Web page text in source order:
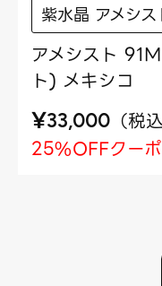
紫水晶 アメシス
アメシスト
ト) メキシコ
¥33,000 （税込
25%OFFクー